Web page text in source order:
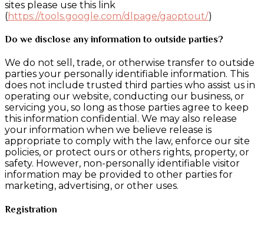
sites please use this link
(https://tools.google.com/dlpage/gaoptout/)
Do we disclose any information to outside parties?
We do not sell, trade, or otherwise transfer to outside
parties your personally identifiable information. This
does not include trusted third parties who assist us in
operating our website, conducting our business, or
servicing you, so long as those parties agree to keep
this information confidential. We may also release
your information when we believe release is
appropriate to comply with the law, enforce our site
policies, or protect ours or others rights, property, or
safety. However, non-personally identifiable visitor
information may be provided to other parties for
marketing, advertising, or other uses.
Registration